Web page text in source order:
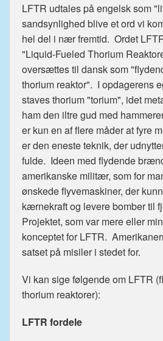
LFTR udtales på engelsk som
sandsynlighed blive et ord vi
hel del i nær fremtid. Ordet
"Liquid-Fueled Thorium
oversættes til dansk som
thorium reaktor". I opdagerens
staves thorium "torium", idet
ham den iltre gud med
er kun en af flere måder at fyre
er den eneste teknik, der
fulde. Ideen med flydende
amerikanske militær, som for
ønskede flyvemaskiner, der
kærnekraft og levere bomber til
Projektet, som var mere eller
konceptet for LFTR.
satset på misiler i stedet for.
Vi kan sige følgende om LFTR
thorium reaktorer):
LFTR fordele